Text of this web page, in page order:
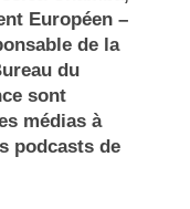
Européen –
de la
du
sont
médias à
podcasts de